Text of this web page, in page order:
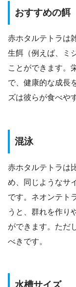
おすすめの餌
赤ホタルテトラは
生餌（例えば、ミ
ことができます。
で、健康的な成長
ズは彼らが食べや
混泳
赤ホタルテトラは
め、同じようなサ
です。ネオンテト
うと、群れを作り
ができます。ただ
べきです。